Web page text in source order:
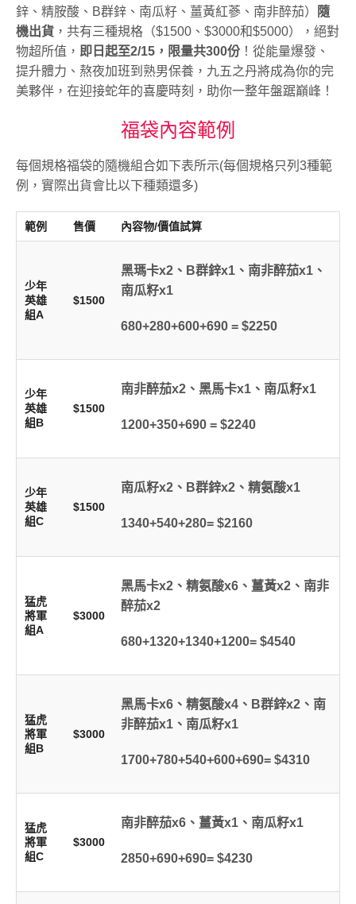
鋅、精胺酸、B群鋅、南瓜籽、薑黃紅蔘、南非醉茄）
隨
機出貨 ，共有三種規格（$1500、$3000和$5000），絕對
物超所值， 即日起至2/15，限量共300份 ！從能量爆發、
提升體力、熬夜加班到熟男保養，九五之丹將成為你的完
美夥伴，在迎接蛇年的喜慶時刻，助你一整年盤踞巔峰！
福袋內容範例
每個規格福袋的隨機組合如下表所示(每個規格只列3種範
例，實際出貨會比以下種類還多)
範例 售價 內容物/價值試算
少年
英雄
組A
$1500
黑瑪卡x2、B群鋅x1、南非醉茄x1、
南瓜籽x1
680+280+600+690 = $2250
少年
英雄
組B
$1500
南非醉茄x2、黑馬卡x1、南瓜籽x1
1200+350+690 = $2240
少年
英雄
組C
$1500
南瓜籽x2、B群鋅x2、精氨酸x1
1340+540+280= $2160
猛虎
將軍
組A
$3000
黑馬卡x2、精氨酸x6、薑黃x2、南非
醉茄x2
680+1320+1340+1200= $4540
猛虎
將軍
組B
$3000
黑馬卡x6、精氨酸x4、B群鋅x2、南
非醉茄x1、南瓜籽x1
1700+780+540+600+690= $4310
猛虎
將軍
組C
$3000
南非醉茄x6、薑黃x1、南瓜籽x1
2850+690+690= $4230